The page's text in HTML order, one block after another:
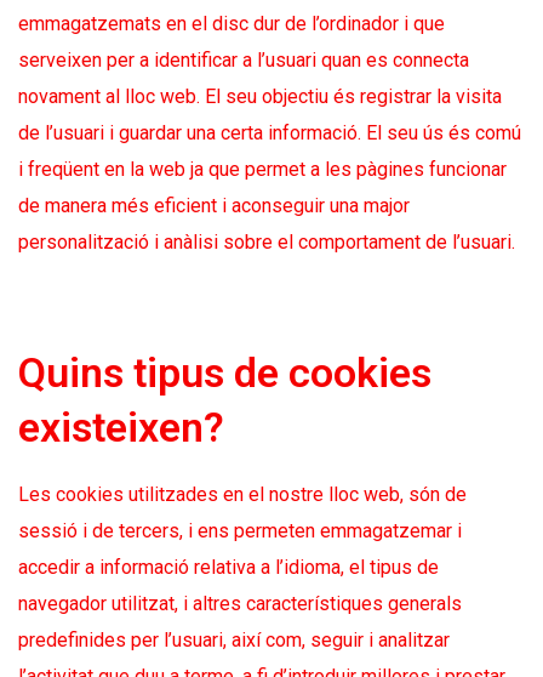
emmagatzemats en el disc dur de l’ordinador i que
serveixen per a identificar a l’usuari quan es connecta
novament al lloc web. El seu objectiu és registrar la visita
de l’usuari i guardar una certa informació. El seu ús és comú
i freqüent en la web ja que permet a les pàgines funcionar
de manera més eficient i aconseguir una major
personalització i anàlisi sobre el comportament de l’usuari.
Quins tipus de cookies
existeixen?
Les cookies utilitzades en el nostre lloc web, són de
sessió i de tercers, i ens permeten emmagatzemar i
accedir a informació relativa a l’idioma, el tipus de
navegador utilitzat, i altres característiques generals
predefinides per l’usuari, així com, seguir i analitzar